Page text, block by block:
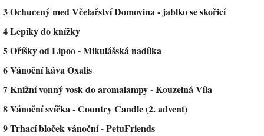
3 Ochucený med Včelařství Domovina - jablko se skořicí
4 Lepíky do knížky
5 Oříšky od Lipoo - Mikulášská nadílka
6 Vánoční káva Oxalis
7 Knižní vonný vosk do aromalampy - Kouzelná Víla
8 Vánoční svíčka - Country Candle (2. advent)
9 Trhací bloček vánoční - PetuFriends